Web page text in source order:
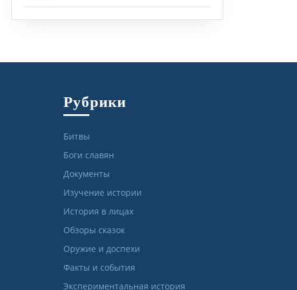
Рубрики
Битвы
Боги славян
Документы
Изучение истории
История в лицах
Обзоры сказок
Оружие и доспехи
Факты и события
Экспериментальная история